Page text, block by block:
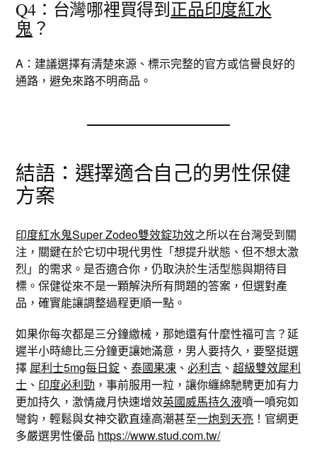
Q4：台灣哪裡買得到正品印度紅水
鬼？
A：建議選擇有清楚來源、標示完整的官方或信譽良好的
通路，避免來路不明商品。
結語：選擇適合自己的男性保健
方案
印度紅水鬼Super Zodeo雙效錠功效之所以在台灣受到關
注，關鍵在於它切中現代男性「想提升狀態、但不想太激
烈」的需求。是否適合你，仍取決於生活型態與期待目
標。保健從來不是一顆解決所有問題的答案，但選對產
品，確實能讓調整過程更順一點。
如果你每次都是三分鐘繳械，那她還有什麼性福可言？延
遲半小時總比三分鐘更讓她滿意，男人要持久，要堅挺選
擇 犀利士5mg每日錠 、泰國果凍 、必利吉 、超級雙效犀利
士 、 印度必利勁 ，事前服用一粒，讓你纏綿馳騁更加有力
更加持久，激情歲月快速增效英國威馬持久液噴一噴宛如
彎鈎，輕鬆與女神交歡直達高潮甚至一炮到天亮 ！官網更
多嚴選男性優品 https://www.stud.com.tw/